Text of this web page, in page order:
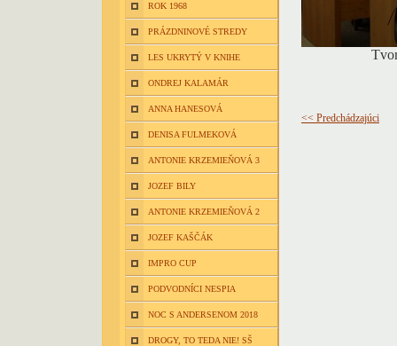
ROK 1968
PRÁZDNINOVÉ STREDY
LES UKRYTÝ V KNIHE
ONDREJ KALAMÁR
ANNA HANESOVÁ
DENISA FULMEKOVÁ
ANTONIE KRZEMIEŇOVÁ 3
JOZEF BILY
ANTONIE KRZEMIEŇOVÁ 2
JOZEF KAŠČÁK
IMPRO CUP
PODVODNÍCI NESPIA
NOC S ANDERSENOM 2018
DROGY, TO TEDA NIE! SŠ
<< Predchádzajúci